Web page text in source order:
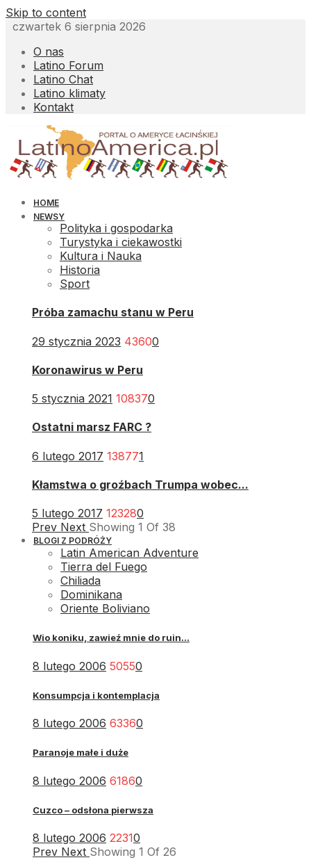
Skip to content
czwartek 6 sierpnia 2026
O nas
Latino Forum
Latino Chat
Latino klimaty
Kontakt
HOME
NEWSY
Polityka i gospodarka
Turystyka i ciekawostki
Kultura i Nauka
Historia
Sport
Próba zamachu stanu w Peru
29 stycznia 2023 43600
Koronawirus w Peru
5 stycznia 2021 108370
Ostatni marsz FARC ?
6 lutego 2017 138771
Kłamstwa o groźbach Trumpa wobec...
5 lutego 2017 123280
Prev Next Showing 1 Of 38
BLOGI Z PODRÓŻY
Latin American Adventure
Tierra del Fuego
Chiliada
Dominikana
Oriente Boliviano
Wio koniku, zawieź mnie do ruin...
8 lutego 2006 50550
Konsumpcja i kontemplacja
8 lutego 2006 63360
Paranoje małe i duże
8 lutego 2006 61860
Cuzco – odsłona pierwsza
8 lutego 2006 22310
Prev Next Showing 1 Of 26